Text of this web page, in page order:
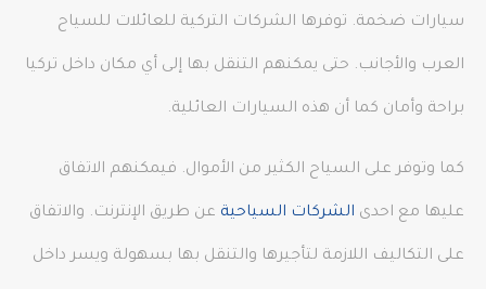
سيارات ضخمة. توفرها الشركات التركية للعائلات للسياح
العرب والأجانب. حتى يمكنهم التنقل بها إلى أي مكان داخل تركيا
براحة وأمان كما أن هذه السيارات العائلية.
كما وتوفر على السياح الكثير من الأموال. فيمكنهم الاتفاق
عليها مع احدى الشركات السياحية عن طريق الإنترنت. والاتفاق
على التكاليف اللازمة لتأجيرها والتنقل بها بسهولة ويسر داخل